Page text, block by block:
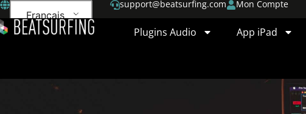
Français
support@beatsurfing.com Mon Compte
Plugins Audio App iPad